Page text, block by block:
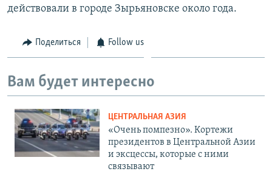
действовали в городе Зырьяновске около года.
Поделиться Follow us
Вам будет интересно
ЦЕНТРАЛЬНАЯ АЗИЯ
«Очень помпезно». Кортежи
президентов в Центральной Азии
и эксцессы, которые с ними
связывают